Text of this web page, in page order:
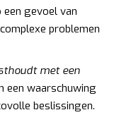
gevoel van
problemen
met een
een waarschuwing
beslissingen.